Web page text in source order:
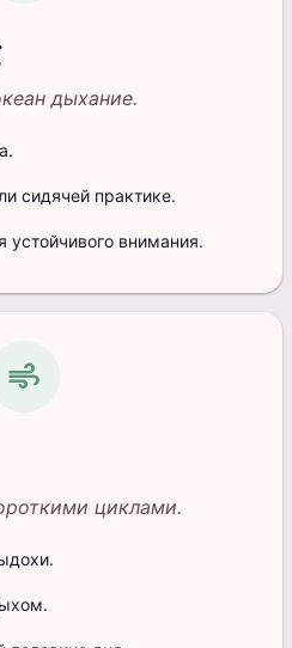
дыхание.
сидячей практике.
устойчивого внимания.
air
циклами.